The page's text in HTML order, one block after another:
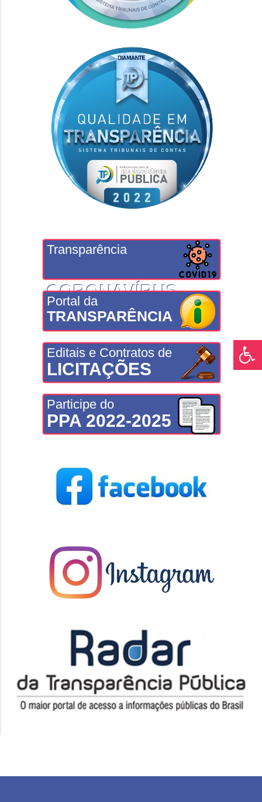
Transparência
CORONAVÍRUS
Portal da
TRANSPARÊNCIA
Editais e Contratos de
LICITAÇÕES
Participe do
PPA 2022-2025